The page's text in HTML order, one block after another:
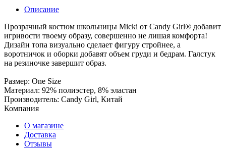
Описание
Прозрачный костюм школьницы Micki от Candy Girl® добавит
игривости твоему образу, совершенно не лишая комфорта!
Дизайн топа визуально сделает фигуру стройнее, а
воротничок и оборки добавят объем груди и бедрам. Галстук
на резиночке завершит образ.
Размер: One Size
Материал: 92% полиэстер, 8% эластан
Производитель: Candy Girl, Китай
Компания
О магазине
Доставка
Отзывы